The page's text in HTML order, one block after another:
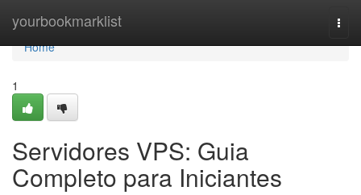
yourbookmarklist
Home
Home
1
Servidores VPS: Guia
Completo para Iniciantes